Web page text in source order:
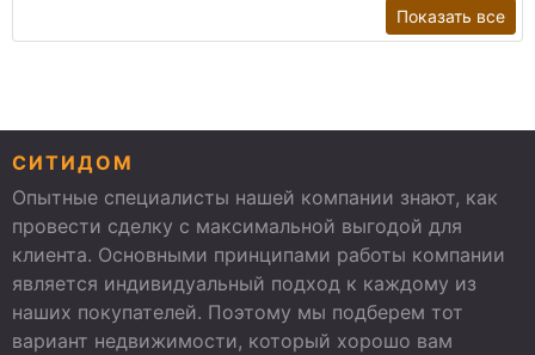
Показать все
СИТИДОМ
Опытные специалисты нашей компании знают, как
провести сделку с максимальной выгодой для
клиента. Основными принципами работы компании
является индивидуальный подход к каждому из
наших покупателей. Поэтому мы подберем тот
вариант недвижимости, который хорошо вам